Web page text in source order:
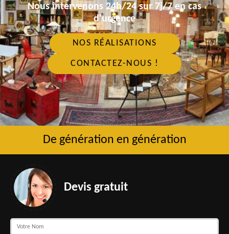
Nous intervenons 24h/24 sur 7j/7 en cas
d'urgence
NOS RÉALISATIONS
CONTACTEZ-NOUS !
De génération en génération
Devis gratuit